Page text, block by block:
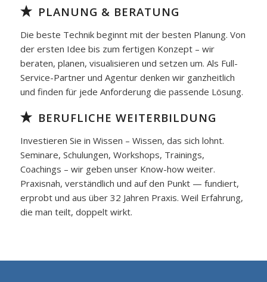
PLANUNG & BERATUNG
Die beste Technik beginnt mit der besten Planung. Von
der ersten Idee bis zum fertigen Konzept – wir
beraten, planen, visualisieren und setzen um. Als Full-
Service-Partner und Agentur denken wir ganzheitlich
und finden für jede Anforderung die passende Lösung.
BERUFLICHE WEITERBILDUNG
Investieren Sie in Wissen – Wissen, das sich lohnt.
Seminare, Schulungen, Workshops, Trainings,
Coachings – wir geben unser Know-how weiter.
Praxisnah, verständlich und auf den Punkt — fundiert,
erprobt und aus über 32 Jahren Praxis. Weil Erfahrung,
die man teilt, doppelt wirkt.